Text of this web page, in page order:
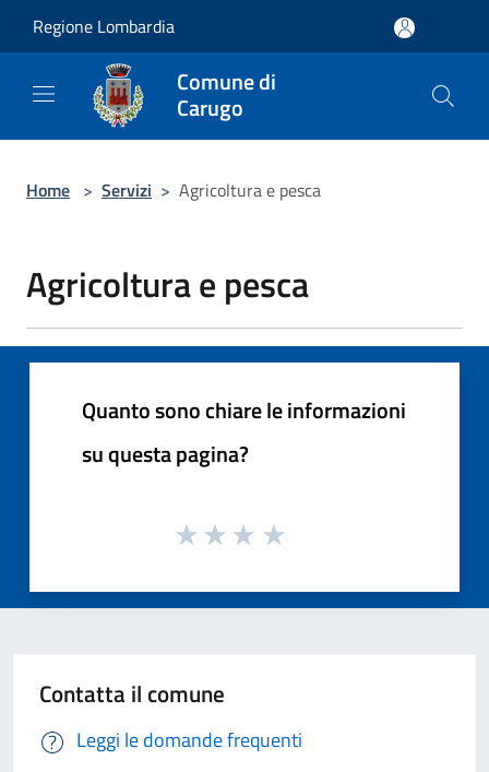
Regione Lombardia
Comune di
Carugo
Home > Servizi > Agricoltura e pesca
Agricoltura e pesca
Quanto sono chiare le informazioni
su questa pagina?
Contatta il comune
Leggi le domande frequenti